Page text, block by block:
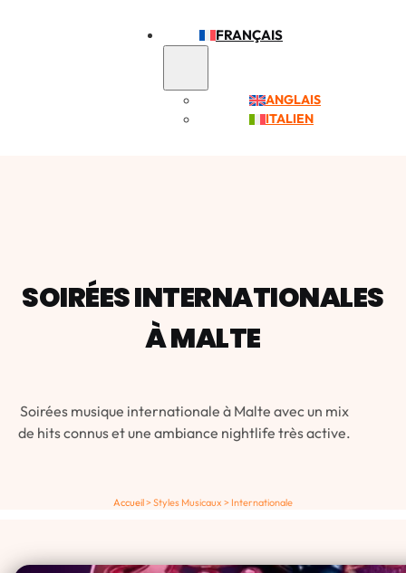
FRANÇAIS
ANGLAIS
ITALIEN
SOIRÉES INTERNATIONALES
À MALTE
Soirées musique internationale à Malte avec un mix
de hits connus et une ambiance nightlife très active.
Accueil>Styles Musicaux > Internationale